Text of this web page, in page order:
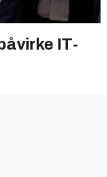
IT-